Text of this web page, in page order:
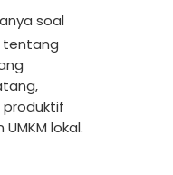
soal
tentang
lokal.